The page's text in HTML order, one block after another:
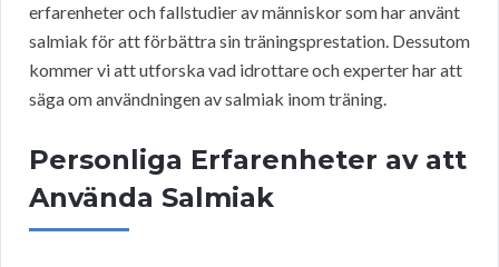
erfarenheter och fallstudier av människor som har använt
salmiak för att förbättra sin träningsprestation. Dessutom
kommer vi att utforska vad idrottare och experter har att
säga om användningen av salmiak inom träning.
Personliga Erfarenheter av att
Använda Salmiak